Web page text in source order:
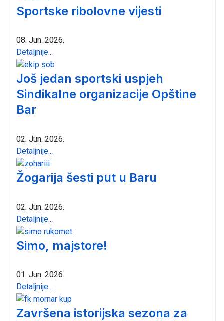
Sportske ribolovne vijesti
08. Jun. 2026.
Detaljnije...
Još jedan sportski uspjeh
Sindikalne organizacije Opštine
Bar
02. Jun. 2026.
Detaljnije...
Žogarija šesti put u Baru
02. Jun. 2026.
Detaljnije...
Simo, majstore!
01. Jun. 2026.
Detaljnije...
Završena istorijska sezona za